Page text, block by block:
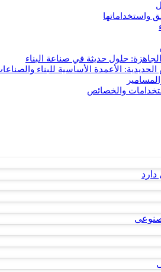
واستخداماتها
الجاهزة: حلول حديثة في صناعة البناء
الأعمدة الأساسية للبناء
والخصائص